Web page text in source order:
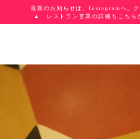
最新のお知らせは、Instagramへ。ク
▲ レストラン営業の詳細もこち